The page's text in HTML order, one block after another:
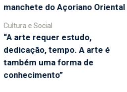
manchete do Açoriano Oriental
Cultura e Social
“A arte requer estudo,
dedicação, tempo. A arte é
também uma forma de
conhecimento”